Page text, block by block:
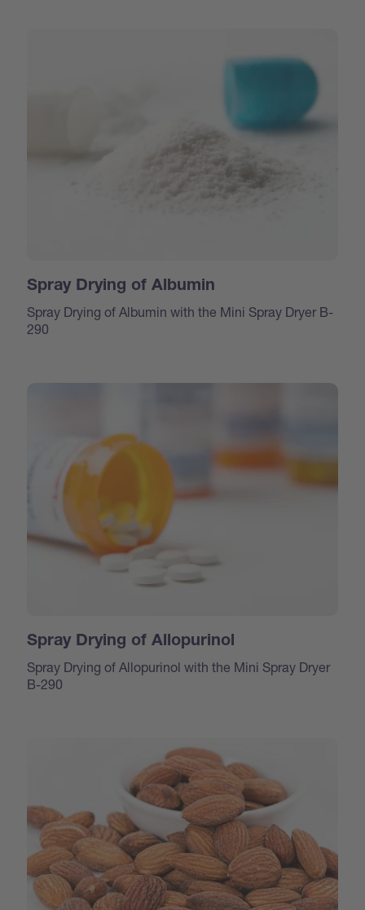
Spray Drying of Albumin
Spray Drying of Albumin with the Mini Spray Dryer B-
290
Spray Drying of Allopurinol
Spray Drying of Allopurinol with the Mini Spray Dryer
B-290